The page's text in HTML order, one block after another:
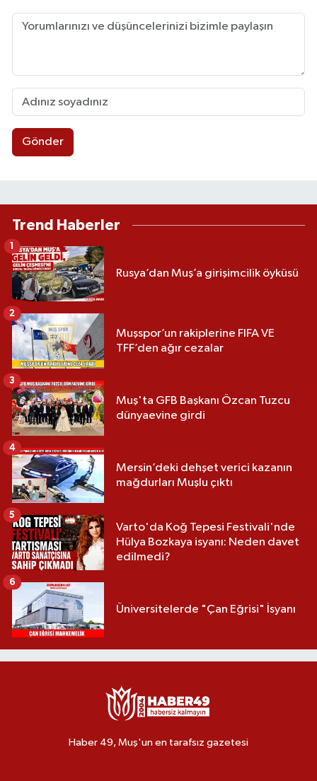
Gönder
Trend Haberler
Rusya’dan Muş’a girişimcilik öyküsü
1
Muşspor’un rakiplerine FIFA VE
TFF’den ağır cezalar
2
Muş'ta GFB Başkanı Özcan Tuzcu
dünyaevine girdi
3
Mersin’deki dehşet verici kazanın
mağdurları Muşlu çıktı
4
Varto'da Koğ Tepesi Festivali'nde
Hülya Bozkaya isyanı: Neden davet
edilmedi?
5
Üniversitelerde "Çan Eğrisi" İsyanı
6
Haber 49, Muş'un en tarafsız gazetesi